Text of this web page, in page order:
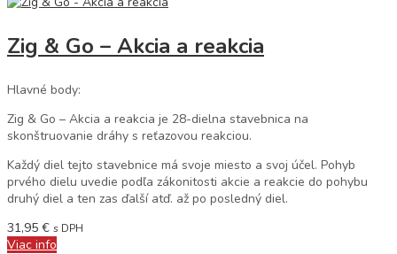
Zig & Go – Akcia a reakcia
Hlavné body:
Zig & Go – Akcia a reakcia je 28-dielna stavebnica na
skonštruovanie dráhy s reťazovou reakciou.
Každý diel tejto stavebnice má svoje miesto a svoj účel. Pohyb
prvého dielu uvedie podľa zákonitosti akcie a reakcie do pohybu
druhý diel a ten zas ďalší atď. až po posledný diel.
31,95 € s DPH
Viac info